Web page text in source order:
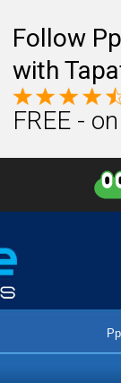
Follow
with
FREE -